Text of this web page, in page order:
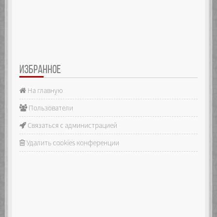
ИЗБРАННОЕ
На главную
Пользователи
Связаться с администрацией
Удалить cookies конференции